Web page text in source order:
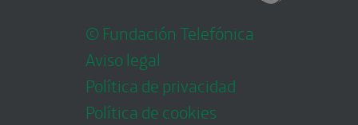
© Fundación Telefónica
Aviso legal
Política de privacidad
Política de cookies